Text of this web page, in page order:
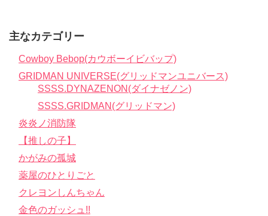
主なカテゴリー
Cowboy Bebop(カウボーイビバップ)
GRIDMAN UNIVERSE(グリッドマンユニバース)
SSSS.DYNAZENON(ダイナゼノン)
SSSS.GRIDMAN(グリッドマン)
炎炎ノ消防隊
【推しの子】
かがみの孤城
薬屋のひとりごと
クレヨンしんちゃん
金色のガッシュ!!